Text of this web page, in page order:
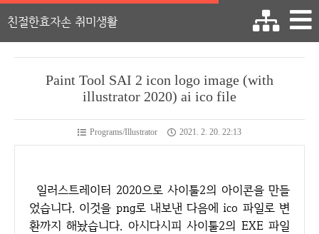
친절한효자손 취미생활
Paint Tool SAI 2 icon logo image (with
illustrator 2020) ai ico file
Programs/Illustrator 2021. 2. 20. 22:13
일러스트레이터 2020으로 사이툴2의 아이콘을 만들
었습니다. 이것을 png로 내보낸 다음에 ico 파일로 변
환까지 해놨습니다. 아시다시피 사이툴2의 EXE 파일